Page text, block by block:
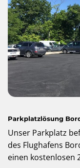
Parkplatzlösung
Unser Parkplatz
des Flughafens
einen kostenlosen